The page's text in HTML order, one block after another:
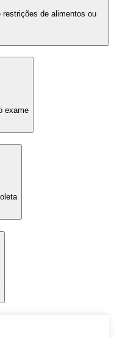
de alimentos ou
exame